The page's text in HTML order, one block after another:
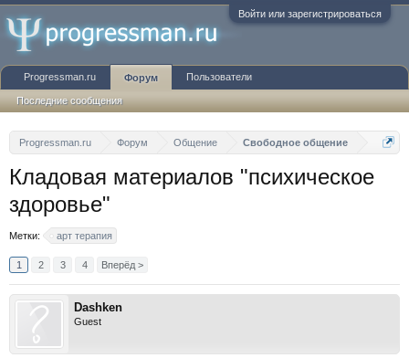
Войти или зарегистрироваться
Progressman.ru Форум Общение Свободное общение
Кладовая материалов "психическое
здоровье"
Метки: арт терапия
1 2 3 4 Вперёд >
Dashken
Guest
Progressman.ru Форум
Последние сообщения
Пользователи